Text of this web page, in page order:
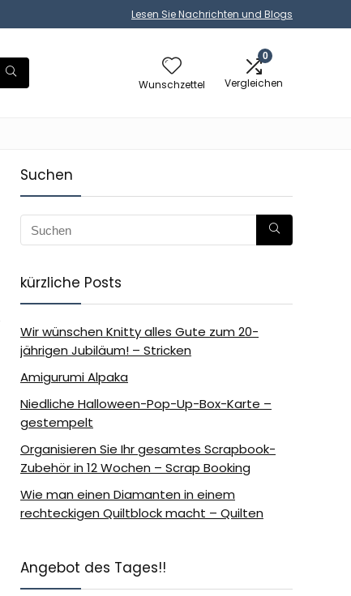
Lesen Sie Nachrichten und Blogs
Wunschzettel
0
Vergleichen
Suchen
kürzliche Posts
Wir wünschen Knitty alles Gute zum 20-
jährigen Jubiläum! – Stricken
Amigurumi Alpaka
Niedliche Halloween-Pop-Up-Box-Karte –
gestempelt
Organisieren Sie Ihr gesamtes Scrapbook-
Zubehör in 12 Wochen – Scrap Booking
Wie man einen Diamanten in einem
rechteckigen Quiltblock macht – Quilten
Angebot des Tages!!